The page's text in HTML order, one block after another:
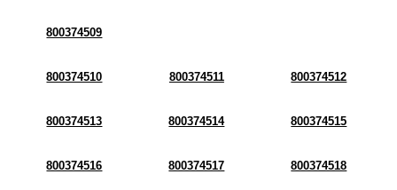
800374509
800374510 800374511 800374512
800374513 800374514 800374515
800374516 800374517 800374518